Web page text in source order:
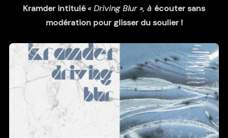
Kramder intitulé« Driving Blur », à écouter sans
modération pour glisser du soulier !